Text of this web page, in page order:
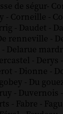
de ségur-
- Corneille -
- Daudet -
renneville -
- Delarue
- Derys -
- Dionne -
- Du
- Duvernois -
- Fabre -